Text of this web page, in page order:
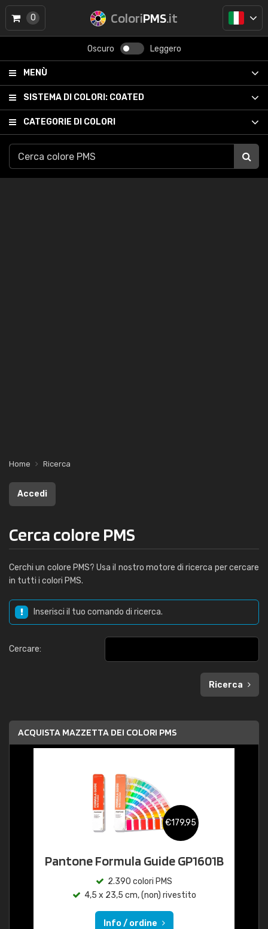
ColoriPMS.it
Oscuro Leggero
MENÙ
SISTEMA DI COLORI: COATED
CATEGORIE DI COLORI
0
Home Ricerca
Accedi
Cerca colore PMS
Cerchi un colore PMS? Usa il nostro motore di ricerca per cercare
in tutti i colori PMS.
Inserisci il tuo comando di ricerca.
Cercare:
Ricerca
ACQUISTA MAZZETTA DEI COLORI PMS
€179,95
Pantone Formula Guide GP1601B
2.390 colori PMS
4,5 x 23,5 cm, (non) rivestito
Info / ordine